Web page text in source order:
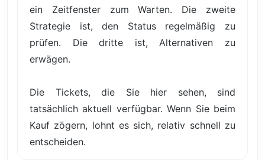
ein Zeitfenster zum Warten. Die zweite
Strategie ist, den Status regelmäßig zu
prüfen. Die dritte ist, Alternativen zu
erwägen.
Die Tickets, die Sie hier sehen, sind
tatsächlich aktuell verfügbar. Wenn Sie beim
Kauf zögern, lohnt es sich, relativ schnell zu
entscheiden.